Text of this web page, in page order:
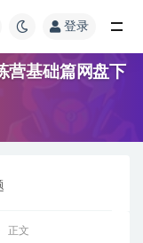
登录
营基础篇网盘下
正文